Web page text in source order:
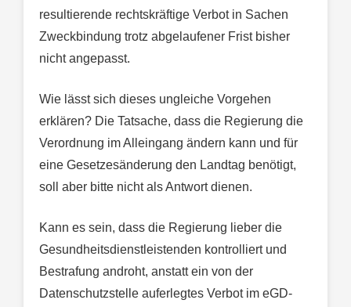
resultierende rechtskräftige Verbot in Sachen
Zweckbindung trotz abgelaufener Frist bisher
nicht angepasst.
Wie lässt sich dieses ungleiche Vorgehen
erklären? Die Tatsache, dass die Regierung die
Verordnung im Alleingang ändern kann und für
eine Gesetzesänderung den Landtag benötigt,
soll aber bitte nicht als Antwort dienen.
Kann es sein, dass die Regierung lieber die
Gesundheitsdienstleistenden kontrolliert und
Bestrafung androht, anstatt ein von der
Datenschutzstelle auferlegtes Verbot im eGD-